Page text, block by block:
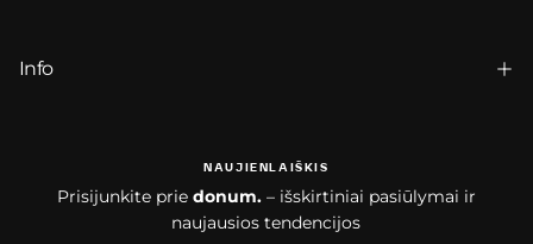
Info
NAUJIENLAIŠKIS
Prisijunkite prie donum. – išskirtiniai pasiūlymai ir
naujausios tendencijos